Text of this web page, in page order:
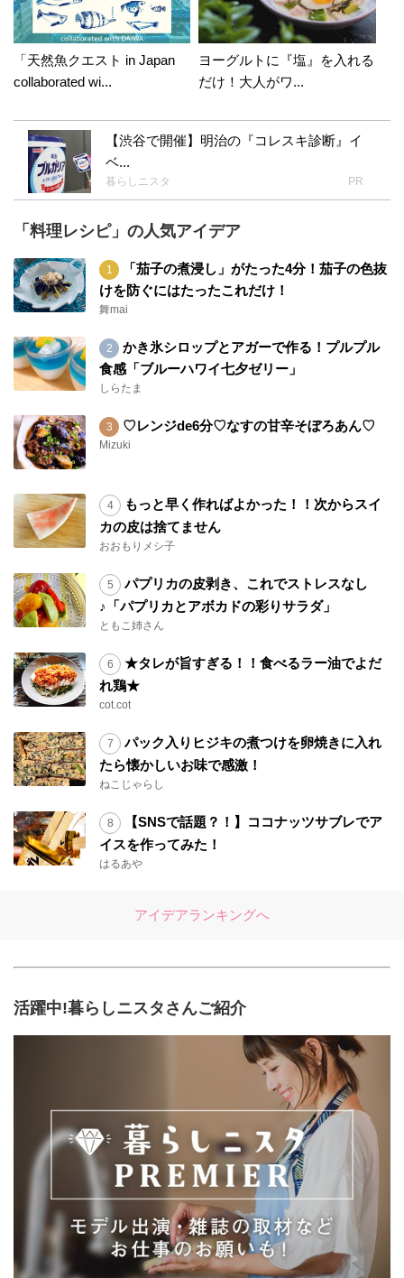
「天然魚クエスト in Japan
collaborated wi...
ヨーグルトに『塩』を入れる
だけ！大人がワ...
【渋谷で開催】明治の『コレスキ診断』イ
ベ...
暮らしニスタ PR
「料理レシピ」の人気アイデア
「茄子の煮浸し」がたった4分！茄子の色抜
けを防ぐにはたったこれだけ！
舞mai
かき氷シロップとアガーで作る！プルプル
食感「ブルーハワイ七夕ゼリー」
しらたま
♡レンジde6分♡なすの甘辛そぼろあん♡
Mizuki
もっと早く作ればよかった！！次からスイ
カの皮は捨てません
おおもりメシ子
パプリカの皮剥き、これでストレスなし
♪「パプリカとアボカドの彩りサラダ」
ともこ姉さん
★タレが旨すぎる！！食べるラー油でよだ
れ鶏★
cot.cot
パック入りヒジキの煮つけを卵焼きに入れ
たら懐かしいお味で感激！
ねこじゃらし
【SNSで話題？！】ココナッツサブレでア
イスを作ってみた！
はるあや
アイデアランキングへ
活躍中!暮らしニスタさんご紹介